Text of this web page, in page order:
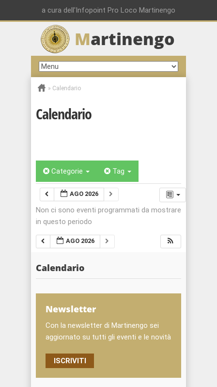
a cura dell'Infopoint Pro Loco Martinengo
Martinengo
» Calendario
Calendario
Categorie Tag
AGO 2026
Non ci sono eventi programmati da mostrare
in questo periodo
AGO 2026
Calendario
Newsletter
Con la newsletter di Martinengo sei
aggiornato su tutti gli eventi e le novità
ISCRIVITI